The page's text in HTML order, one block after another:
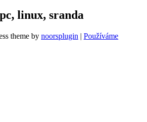
linux, sranda
theme by noorsplugin | Používáme